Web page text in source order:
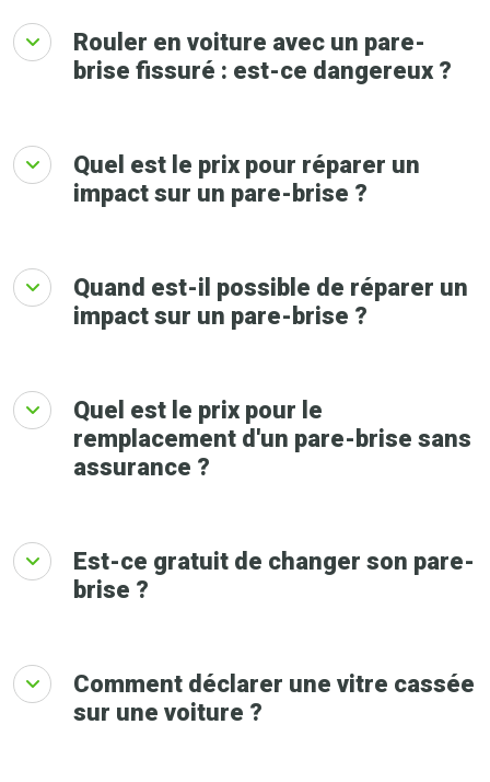
Rouler en voiture avec un pare-
brise fissuré : est-ce dangereux ?
Quel est le prix pour réparer un
impact sur un pare-brise ?
Quand est-il possible de réparer un
impact sur un pare-brise ?
Quel est le prix pour le
remplacement d'un pare-brise sans
assurance ?
Est-ce gratuit de changer son pare-
brise ?
Comment déclarer une vitre cassée
sur une voiture ?